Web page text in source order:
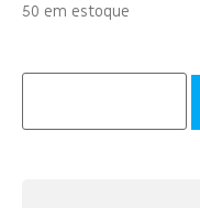
50 em estoque